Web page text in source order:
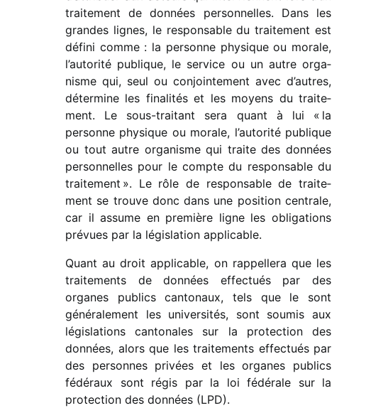
trai­te­ment de données person­nelles. Dans les
grandes lignes, le respon­sable du trai­te­ment est
défini comme : la personne physique ou morale,
l’au­to­rité publique, le service ou un autre orga­
nisme qui, seul ou conjoin­te­ment avec d’autres,
déter­mine les fina­li­tés et les moyens du trai­te­
ment. Le sous-trai­tant sera quant à lui « la
personne physique ou morale, l’autorité publique
ou tout autre orga­nisme qui traite des données
person­nelles pour le compte du respon­sable du
trai­te­ment ». Le rôle de respon­sable de trai­te­
ment se trouve donc dans une posi­tion centrale,
car il assume en première ligne les obli­ga­tions
prévues par la légis­la­tion applicable.
Quant au droit appli­cable, on rappel­lera que les
trai­te­ments de données effec­tués par des
organes publics canto­naux, tels que le sont
géné­ra­le­ment les univer­si­tés, sont soumis aux
légis­la­tions canto­nales sur la protec­tion des
données, alors que les trai­te­ments effec­tués par
des personnes privées et les organes publics
fédé­raux sont régis par la loi fédé­rale sur la
protec­tion des données (LPD).